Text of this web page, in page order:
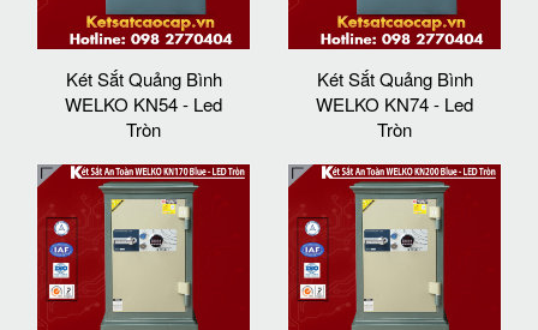
Két Sắt Quảng Bình
WELKO KN54 - Led
Tròn
Két Sắt Quảng Bình
WELKO KN74 - Led
Tròn